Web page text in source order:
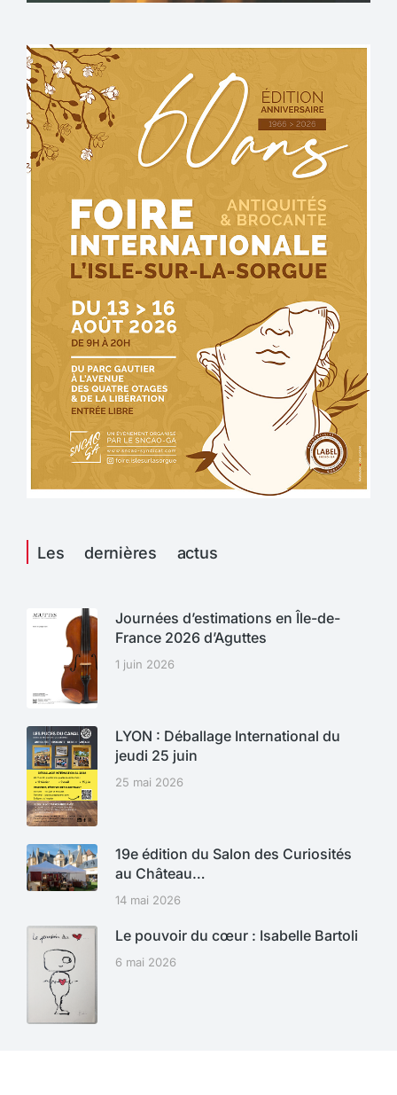
Les dernières actus
Journées d’estimations en Île-de-
France 2026 d’Aguttes
1 juin 2026
LYON : Déballage International du
jeudi 25 juin
25 mai 2026
19e édition du Salon des Curiosités
au Château…
14 mai 2026
Le pouvoir du cœur : Isabelle Bartoli
6 mai 2026